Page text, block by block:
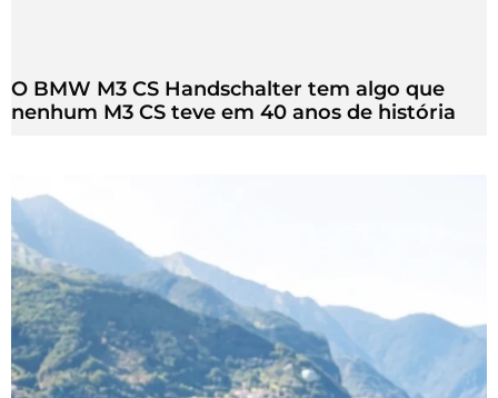
O BMW M3 CS Handschalter tem algo que
nenhum M3 CS teve em 40 anos de história